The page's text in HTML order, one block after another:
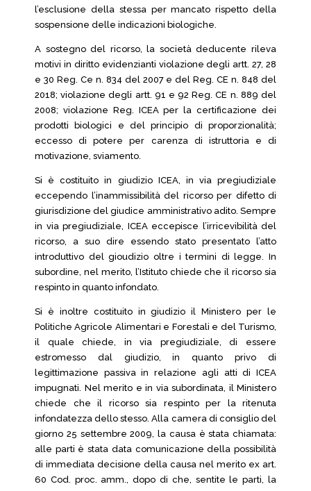
l’esclusione della stessa per mancato rispetto della
sospensione delle indicazioni biologiche.
A sostegno del ricorso, la società deducente rileva
motivi in diritto evidenzianti violazione degli artt. 27, 28
e 30 Reg. Ce n. 834 del 2007 e del Reg. CE n. 848 del
2018; violazione degli artt. 91 e 92 Reg. CE n. 889 del
2008; violazione Reg. ICEA per la certificazione dei
prodotti biologici e del principio di proporzionalità;
eccesso di potere per carenza di istruttoria e di
motivazione, sviamento.
Si è costituito in giudizio ICEA, in via pregiudiziale
eccependo l’inammissibilità del ricorso per difetto di
giurisdizione del giudice amministrativo adito. Sempre
in via pregiudiziale, ICEA eccepisce l’irricevibilità del
ricorso, a suo dire essendo stato presentato l’atto
introduttivo del gioudizio oltre i termini di legge. In
subordine, nel merito, l’Istituto chiede che il ricorso sia
respinto in quanto infondato.
Si è inoltre costituito in giudizio il Ministero per le
Politiche Agricole Alimentari e Forestali e del Turismo,
il quale chiede, in via pregiudiziale, di essere
estromesso dal giudizio, in quanto privo di
legittimazione passiva in relazione agli atti di ICEA
impugnati. Nel merito e in via subordinata, il Ministero
chiede che il ricorso sia respinto per la ritenuta
infondatezza dello stesso. Alla camera di consiglio del
giorno 25 settembre 2009, la causa è stata chiamata:
alle parti è stata data comunicazione della possibilità
di immediata decisione della causa nel merito ex art.
60 Cod. proc. amm., dopo di che, sentite le parti, la